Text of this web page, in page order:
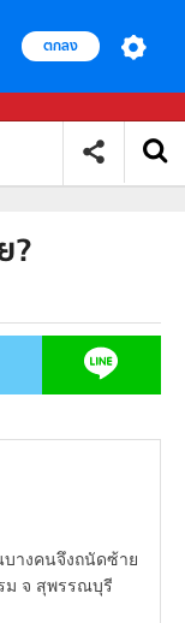
ตกลง
?
บางคนจึงถนัดซ้าย
ม จ สุพรรณบุรี